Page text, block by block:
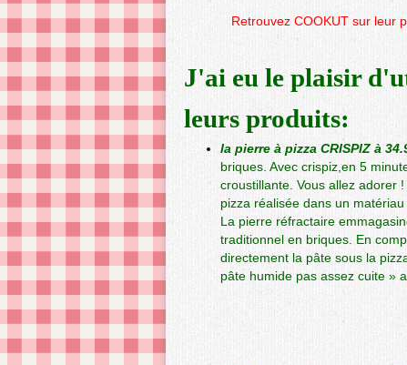
Retrouvez COOKUT sur leur
J'ai eu le plaisir
leurs produits:
la pierre à pizza CRISPIZ à
briques. Avec crispiz,en 5
croustillante. Vous allez adorer
pizza réalisée dans un
La pierre réfractaire
traditionnel en briques. En
directement la pâte sous la
pâte humide pas assez cuite »